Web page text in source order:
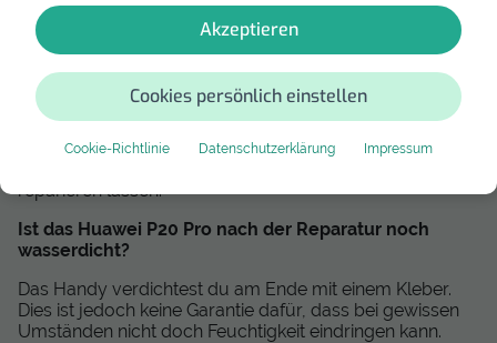
Akzeptieren
Cookies persönlich einstellen
Cookie-Richtlinie Datenschutzerklärung Impressum
Kann man den Akku meines Huawei P20 Pro
tauschen?
Ja. Die Reparatur des Akkus deines Huawei P20 Pro ist
möglich und sogar relativ simpel umzusetzen. Eine
detaillierte Anleitung für die Selbstreparatur findest du
weiter oben. Falls du dir das nicht zutraust, kannst du
reparieren lassen.
Ist das Huawei P20 Pro nach der Reparatur noch
wasserdicht?
Das Handy verdichtest du am Ende mit einem Kleber.
Dies ist jedoch keine Garantie dafür, dass bei gewissen
Umständen nicht doch Feuchtigkeit eindringen kann.